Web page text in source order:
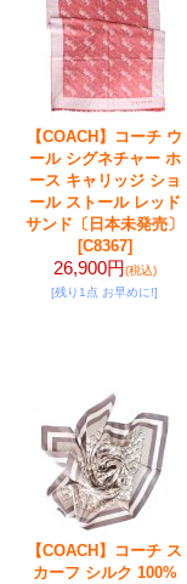
【COACH】コーチ ウ
ール シグネチャー ホ
ース キャリッジ ショ
ール ストール レッド
サンド〔日本未発売〕
[C8367]
26,900円(税込)
[残り1点 お早めに!]
【COACH】コーチ ス
カーフ シルク 100%